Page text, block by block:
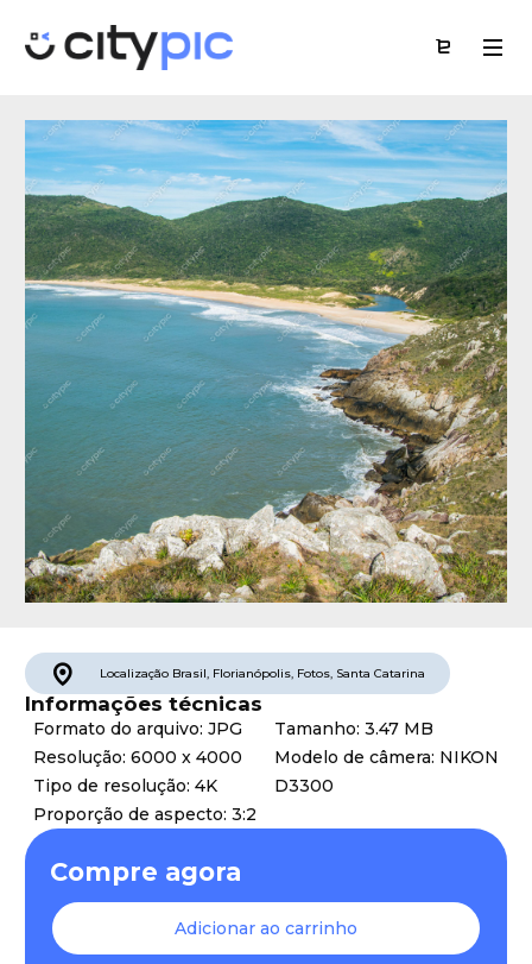
Localização Brasil, Florianópolis, Fotos, Santa Catarina
Informações técnicas
Formato do arquivo: JPG
Resolução: 6000 x 4000
Tipo de resolução: 4K
Proporção de aspecto: 3:2
Tamanho: 3.47 MB
Modelo de câmera: NIKON
D3300
Compre agora
Adicionar ao carrinho